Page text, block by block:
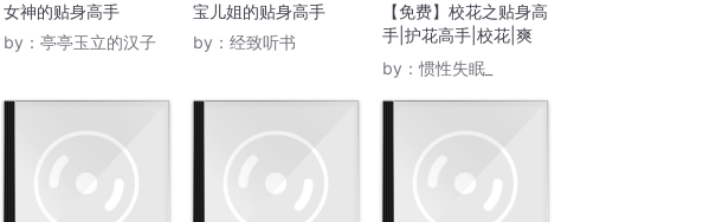
女神的贴身高手
by： 亭亭玉立的汉子
宝儿姐的贴身高手
by： 经致听书
【免费】校花之贴身高
手|护花高手|校花|爽
文
by：惯性失眠_